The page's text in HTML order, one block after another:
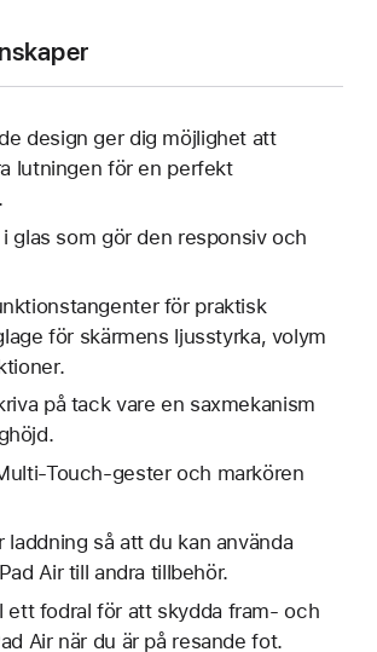
design ger dig möjlighet att
lutningen för en perfekt
glas som gör den responsiv och
för praktisk
för skärmens ljusstyrka, volym
på tack vare en saxmekanism
Touch-gester och markören
så att du kan använda
Air till andra tillbehör.
ett fodral för att skydda fram- och
Air när du är på resande fot.